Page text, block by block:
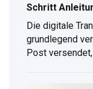
Schritt
Die digitale
grundlegend
Post